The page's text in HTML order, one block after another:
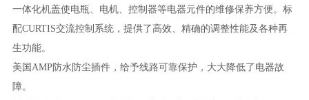
一体化机盖使电瓶、电机、控制器等电器元件的维修保养方便。标
配CURTIS交流控制系统，提供了高效、精确的调整性能及各种再
生功能。
美国AMP防水防尘插件，给予线路可靠保护，大大降低了电器故
障。